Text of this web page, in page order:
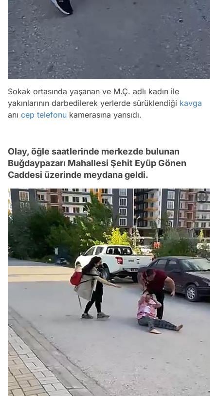
Sokak ortasında yaşanan ve M.Ç. adlı kadın ile
yakınlarının darbedilerek yerlerde sürüklendiği kavga
anı cep telefonu kamerasına yansıdı.
Olay, öğle saatlerinde merkezde bulunan
Buğdaypazarı Mahallesi Şehit Eyüp Gönen
Caddesi üzerinde meydana geldi.